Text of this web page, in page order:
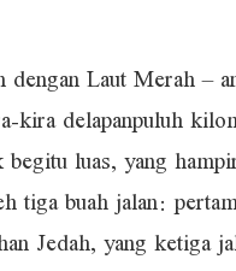
Laut Merah –
kira delapanpuluh
luas, yang
buah jalan:
Jedah, yang ketiga